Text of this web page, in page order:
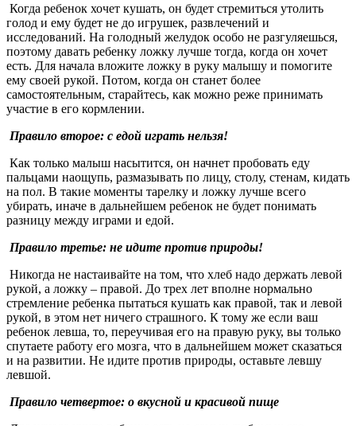
Когда ребенок хочет кушать, он будет стремиться утолить
голод и ему будет не до игрушек, развлечений и
исследований. На голодный желудок особо не разгуляешься,
поэтому давать ребенку ложку лучше тогда, когда он хочет
есть. Для начала вложите ложку в руку малышу и помогите
ему своей рукой. Потом, когда он станет более
самостоятельным, старайтесь, как можно реже принимать
участие в его кормлении.
Правило второе: с едой играть нельзя!
Как только малыш насытится, он начнет пробовать еду
пальцами наощупь, размазывать по лицу, столу, стенам, кидать
на пол. В такие моменты тарелку и ложку лучше всего
убирать, иначе в дальнейшем ребенок не будет понимать
разницу между играми и едой.
Правило третье: не идите против природы!
Никогда не настаивайте на том, что хлеб надо держать левой
рукой, а ложку – правой. До трех лет вполне нормально
стремление ребенка пытаться кушать как правой, так и левой
рукой, в этом нет ничего страшного. К тому же если ваш
ребенок левша, то, переучивая его на правую руку, вы только
спутаете работу его мозга, что в дальнейшем может сказаться
и на развитии. Не идите против природы, оставьте левшу
левшой.
Правило четвертое: о вкусной и красивой пище